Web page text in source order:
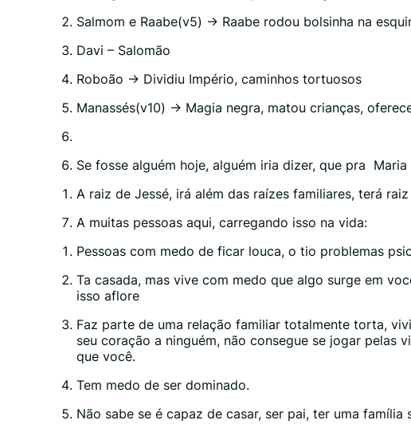
Salmom e Raabe(v5) -> Raabe rodou bolsinha na
Davi – Salomão
Roboão -> Dividiu Império, caminhos tortuosos
Manassés(v10) -> Magia negra, matou crianças,
Se fosse alguém hoje, alguém iria dizer, que pra
A raiz de Jessé, irá além das raízes familiares, terá
A muitas pessoas aqui, carregando isso na vida:
Pessoas com medo de ficar louca, o tio problemas
Ta casada, mas vive com medo que algo surge em
isso aflore
Faz parte de uma relação familiar totalmente torta,
seu coração a ninguém, não consegue se jogar pelas
que você.
Tem medo de ser dominado.
Não sabe se é capaz de casar, ser pai, ter uma